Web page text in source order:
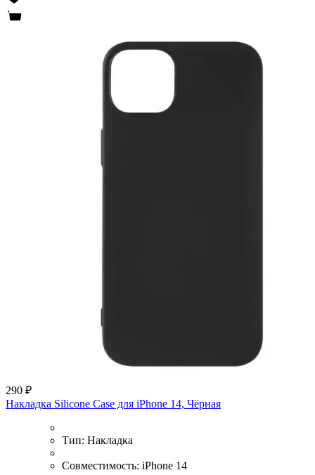
290 ₽
Накладка Silicone Case для iPhone 14, Чёрная
Тип: Накладка
Совместимость: iPhone 14